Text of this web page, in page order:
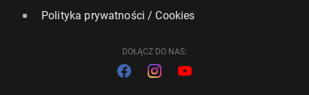
Polityka prywatności / Cookies
DOŁĄCZ DO NAS: